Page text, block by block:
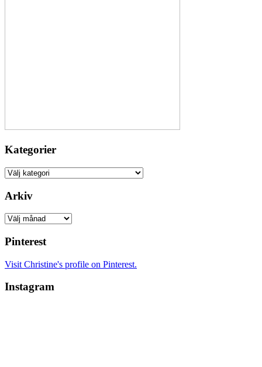
Kategorier
Kategorier
Arkiv
Arkiv
Pinterest
Visit Christine's profile on Pinterest.
Instagram